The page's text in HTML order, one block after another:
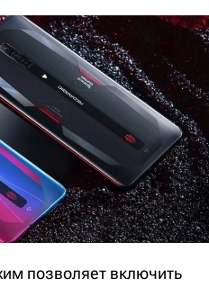
позволяет включить